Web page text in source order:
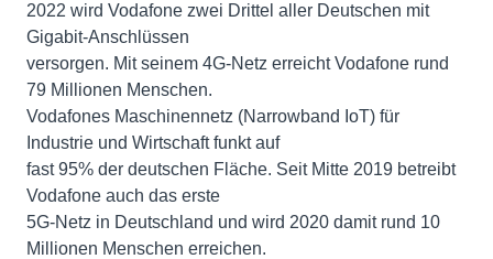
2022 wird Vodafone zwei Drittel aller Deutschen mit
Gigabit-Anschlüssen
versorgen. Mit seinem 4G-Netz erreicht Vodafone rund
79 Millionen Menschen.
Vodafones Maschinennetz (Narrowband IoT) für
Industrie und Wirtschaft funkt auf
fast 95% der deutschen Fläche. Seit Mitte 2019 betreibt
Vodafone auch das erste
5G-Netz in Deutschland und wird 2020 damit rund 10
Millionen Menschen erreichen.